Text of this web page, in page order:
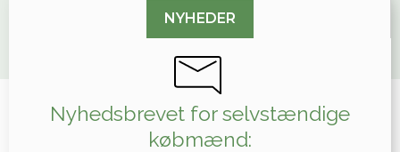
NYHEDER
Nyhedsbrevet for selvstændige
købmænd: